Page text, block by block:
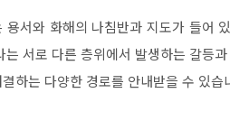
용서와 화해의 나침반과 지도가 들어
는 서로 다른 층위에서 발생하는 갈등
하는 다양한 경로를 안내받을 수 있습